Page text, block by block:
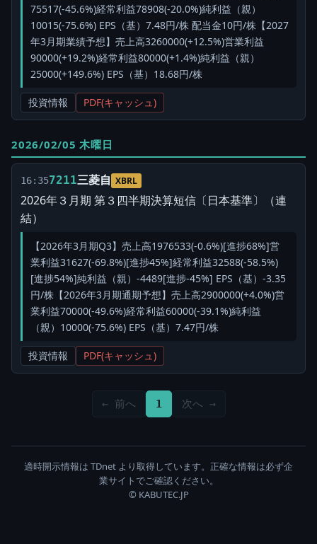
75517(-45.6%)経常利益78908(-20.0%)純利益（親）
10015(-75.6%) EPS（基）7.48円/株 配当金10円/株【2027
年3月期業績予想】売上高3260000(+12.5%)営業利益
90000(+19.2%)経常利益80000(+1.4%)純利益（親）
25000(+149.6%) EPS（基）18.68円/株
投資情報 PDF(キャッシュ)
2026/02/05 木曜日
16:357211三菱自 XBRL
2026年３月期 第３四半期決算短信〔日本基準〕（連
結）
【2026年3月期Q3】売上高1976533(-0.6%)[進捗68%]営
業利益31627(-69.8%)[進捗45%]経常利益32588(-58.5%)
[進捗54%]純利益（親）-4489[進捗-45%] EPS（基）-3.35
円/株【2026年3月期通期予想】売上高2900000(+4.0%)営
業利益70000(-49.6%)経常利益60000(-39.1%)純利益
（親）10000(-75.6%) EPS（基）7.47円/株
投資情報 PDF(キャッシュ)
← 前へ 1 次へ →
適時開示情報は TDnet より取得しています。正確な情報は必ず企
業サイトでご確認ください。
© KABUTEC.JP